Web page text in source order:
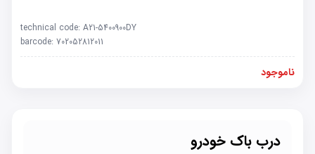
technical code: A21-5400900DY
barcode: 702052812011
ناموجود
درب باک خودرو